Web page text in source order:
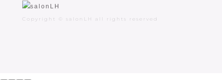
Copyright © salonLH all rights reserved